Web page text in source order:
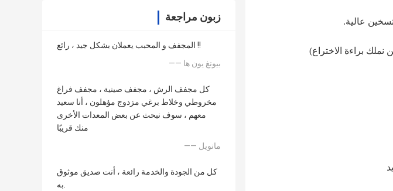
زبون مراجعة
المجفف و المحبب يعملان بشكل جيد ، رائع !!
—— بيونغ يون ها
كل مجفف الرش ، مجفف صينية ، مجفف فراغ
مخروطي وخلاط برغي مزدوج مؤهلون ، أنا سعيد
معهم ، سوف نبحث عن بعض المعدات الأخرى
منك قريبًا
—— مانويل
كل من الجودة والخدمة رائعة ، أنت صديق موثوق
به.
عالية.
براءة الاختراع)